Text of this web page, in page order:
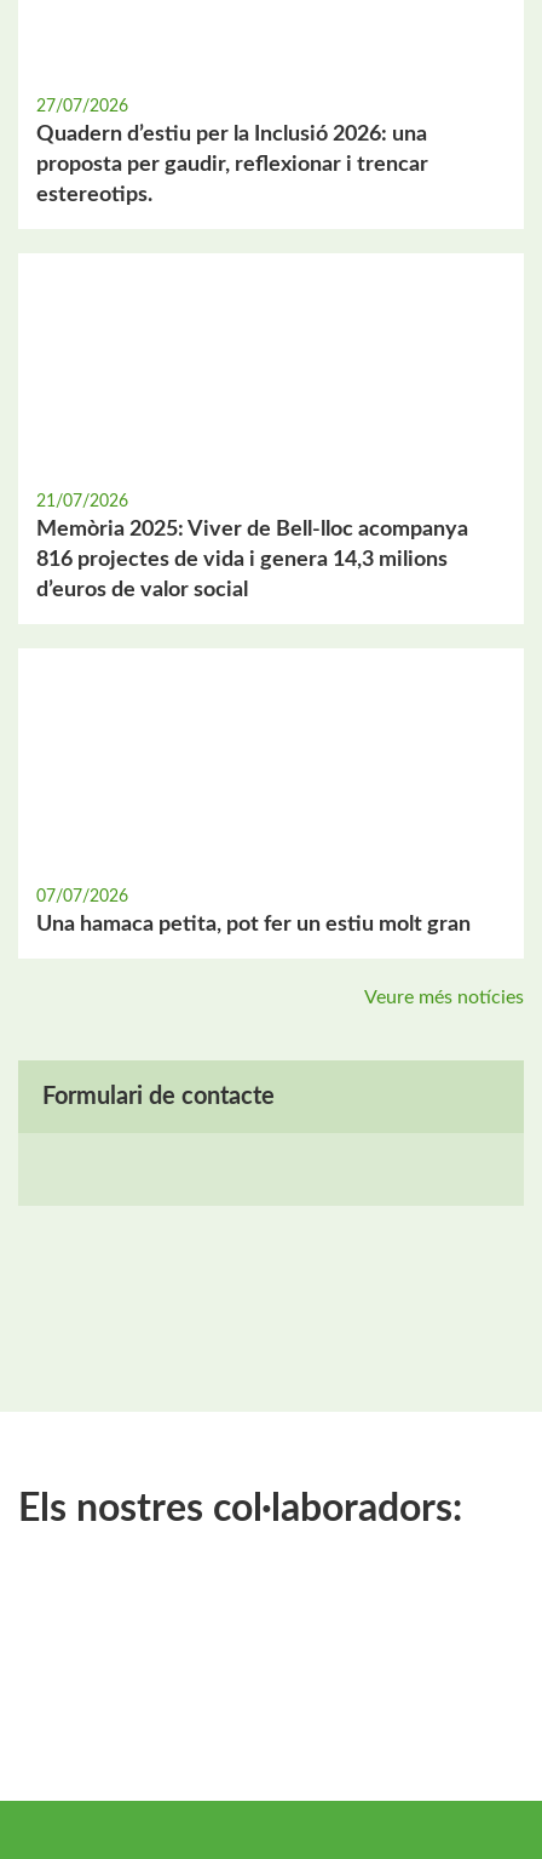
27/07/2026
Quadern d’estiu per la Inclusió 2026: una
proposta per gaudir, reflexionar i trencar
estereotips.
21/07/2026
Memòria 2025: Viver de Bell-lloc acompanya
816 projectes de vida i genera 14,3 milions
d’euros de valor social
07/07/2026
Una hamaca petita, pot fer un estiu molt gran
Veure més notícies
Formulari de contacte
Els nostres col·laboradors: